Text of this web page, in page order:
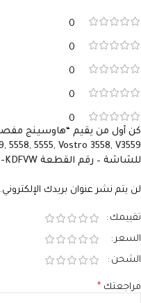
0
0
0
0
0
للشاشة – رقم القطعة NFXF5-KDFVW”
لن يتم نشر عنوان بريدك الإلكتروني.
تقييمك
السعر
الشحن
مراجعتك *